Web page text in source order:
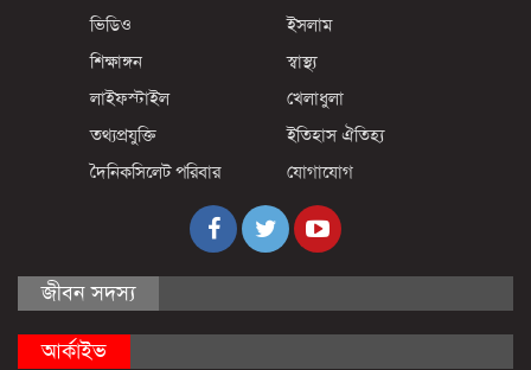
ভিডিও
ইসলাম
শিক্ষাঙ্গন
স্বাস্থ্য
লাইফস্টাইল
খেলাধুলা
তথ্যপ্রযুক্তি
ইতিহাস ঐতিহ্য
দৈনিকসিলেট পরিবার
যোগাযোগ
জীবন সদস্য
আর্কাইভ